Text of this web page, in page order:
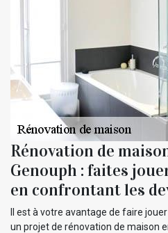
Rénovation de
Genouph : faites
en confrontant les
Il est à votre avantage de faire
un projet de rénovation de maison